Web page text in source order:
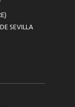
SEVILLA